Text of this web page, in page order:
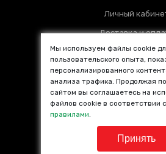
Личный
Доставка и
Установочные
Контакты
SALE %
Популярные
Мы используем файлы cookie
пользовательского опыта,
персонализированного
анализа трафика. Продолжая
сайтом вы соглашаетесь на
файлов cookie в соответствии
правилами.
Принять